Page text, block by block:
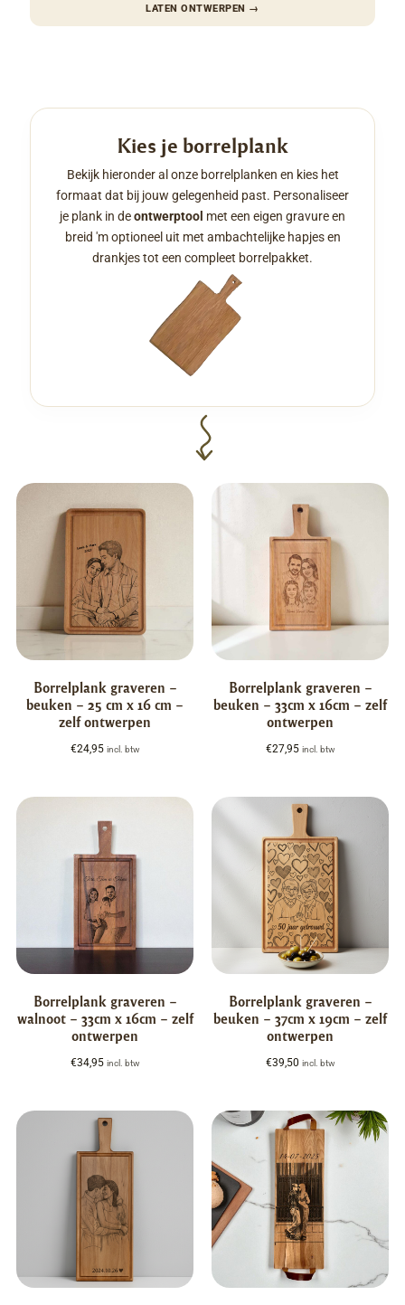
LATEN ONTWERPEN →
Kies je borrelplank
Bekijk hieronder al onze borrelplanken en kies het
formaat dat bij jouw gelegenheid past. Personaliseer
je plank in deontwerptool met een eigen gravure en
breid 'm optioneel uit met ambachtelijke hapjes en
drankjes tot een compleet borrelpakket.
Borrelplank graveren –
beuken – 25 cm x 16 cm –
zelf ontwerpen
€24,95 incl. btw
Borrelplank graveren –
beuken – 33cm x 16cm – zelf
ontwerpen
€27,95 incl. btw
Borrelplank graveren –
walnoot – 33cm x 16cm – zelf
ontwerpen
€34,95 incl. btw
Borrelplank graveren –
beuken – 37cm x 19cm – zelf
ontwerpen
€39,50 incl. btw